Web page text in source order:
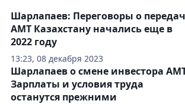
13:23, 08 декабря 2023
Шарлапаев: Переговоры о
АМТ Казахстану начались еще в
2022 году
Шарлапаев о смене инвестора
Зарплаты и условия труда
останутся прежними